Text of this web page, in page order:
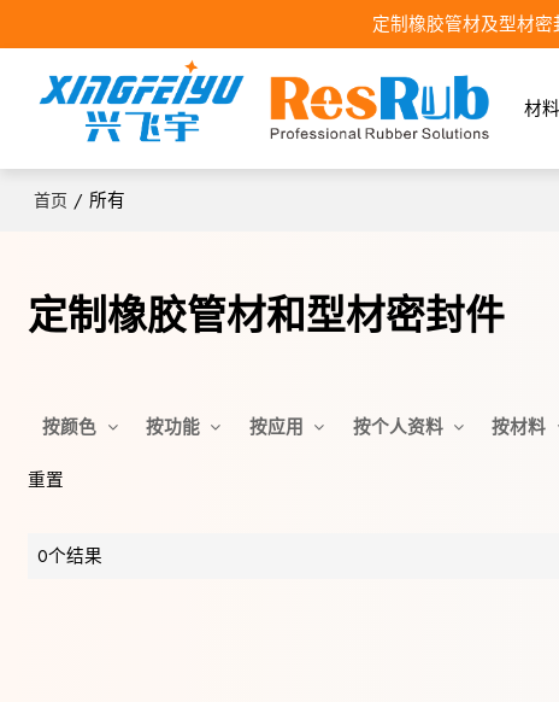
定制橡胶管材及型材
材
首页 / 所有
定制橡胶管材和型材密封件
按颜色 按功能 按应用 按个人资料 按材料
重置
0个结果